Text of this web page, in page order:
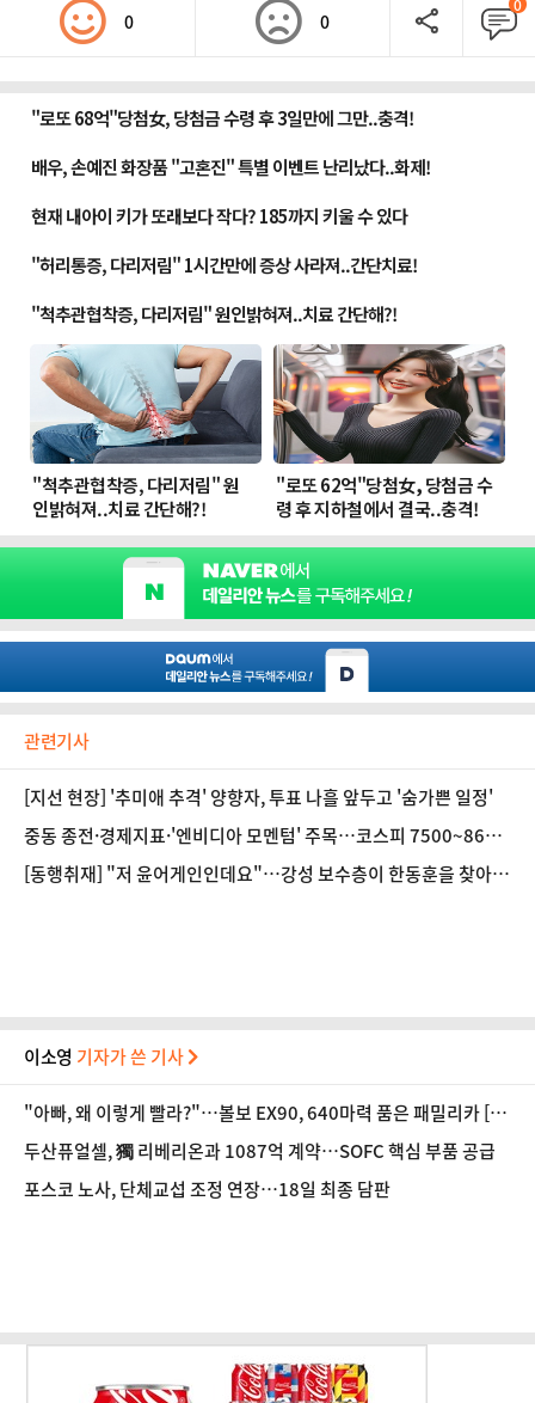
0 0
관련기사
[지선 현장] '추미애 추격' 양향자, 투표 나흘 앞두고 '숨가쁜 일정'
중동 종전·경제지표·'엔비디아 모멘텀' 주목…코스피 7500~860
0 [주간 증시 전망]
[동행취재] "저 윤어게인인데요"…강성 보수층이 한동훈을 찾아온
이소영 기자가 쓴 기사
"아빠, 왜 이렇게 빨라?"…볼보 EX90, 640마력 품은 패밀리카 [시
승기]
두산퓨얼셀, 獨 리베리온과 1087억 계약…SOFC 핵심 부품 공급
포스코 노사, 단체교섭 조정 연장…18일 최종 담판